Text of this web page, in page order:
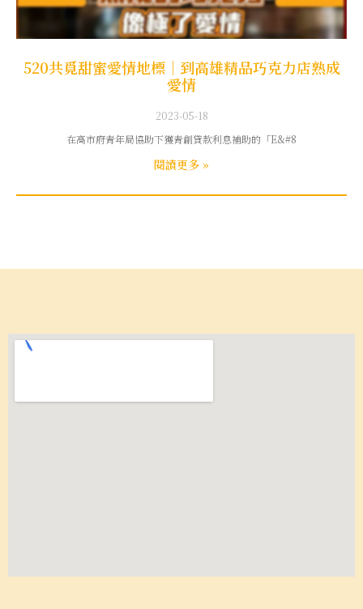
520共覓甜蜜愛情地標｜到高雄精品巧克力店熟成
愛情
2023-05-18
在高市府青年局協助下獲青創貸款利息補助的「E&#8
閱讀更多 »